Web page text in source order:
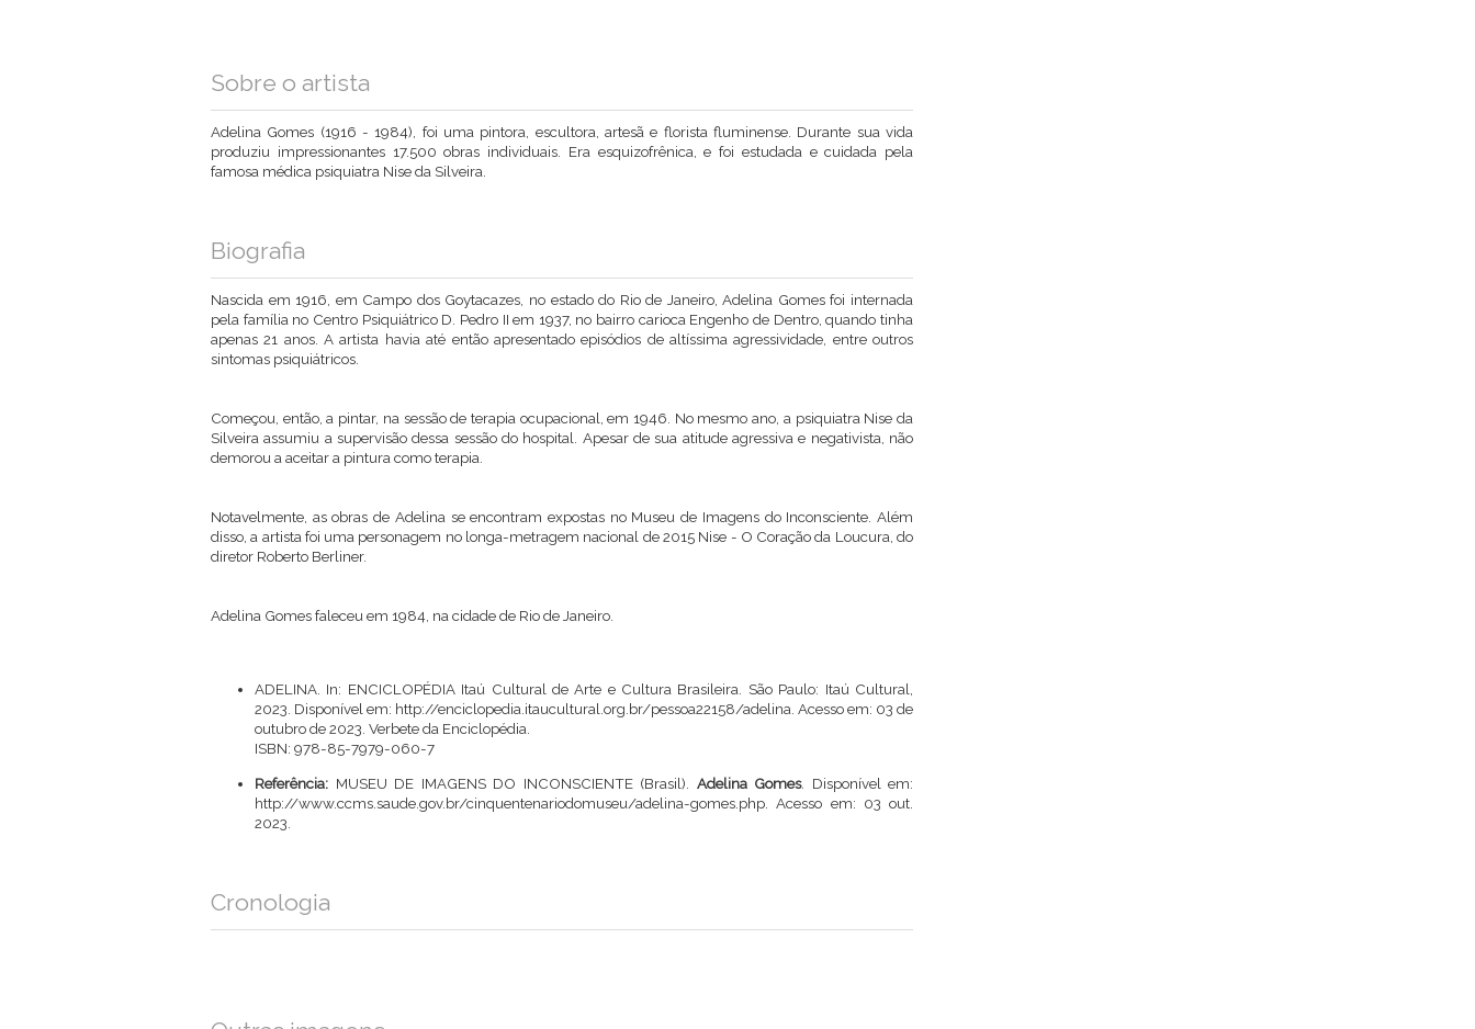
Sobre o artista
Adelina Gomes (1916 - 1984), foi uma pintora, escultora, artesã e florista fluminense. Durante sua vida
produziu impressionantes 17.500 obras individuais. Era esquizofrênica, e foi estudada e cuidada pela
famosa médica psiquiatra Nise da Silveira.
Biografia
Nascida em 1916, em Campo dos Goytacazes, no estado do Rio de Janeiro, Adelina Gomes foi internada
pela família no Centro Psiquiátrico D. Pedro II em 1937, no bairro carioca Engenho de Dentro, quando tinha
apenas 21 anos. A artista havia até então apresentado episódios de altíssima agressividade, entre outros
sintomas psiquiátricos.
Começou, então, a pintar, na sessão de terapia ocupacional, em 1946. No mesmo ano, a psiquiatra Nise da
Silveira assumiu a supervisão dessa sessão do hospital. Apesar de sua atitude agressiva e negativista, não
demorou a aceitar a pintura como terapia.
Notavelmente, as obras de Adelina se encontram expostas no Museu de Imagens do Inconsciente. Além
disso, a artista foi uma personagem no longa-metragem nacional de 2015 Nise - O Coração da Loucura, do
diretor Roberto Berliner.
Adelina Gomes faleceu em 1984, na cidade de Rio de Janeiro.
ADELINA. In: ENCICLOPÉDIA Itaú Cultural de Arte e Cultura Brasileira. São Paulo: Itaú Cultural,
2023. Disponível em: http://enciclopedia.itaucultural.org.br/pessoa22158/adelina. Acesso em: 03 de
outubro de 2023. Verbete da Enciclopédia.
ISBN: 978-85-7979-060-7
Referência: MUSEU DE IMAGENS DO INCONSCIENTE (Brasil). Adelina Gomes. Disponível em:
http://www.ccms.saude.gov.br/cinquentenariodomuseu/adelina-gomes.php . Acesso em: 03 out.
2023.
Cronologia